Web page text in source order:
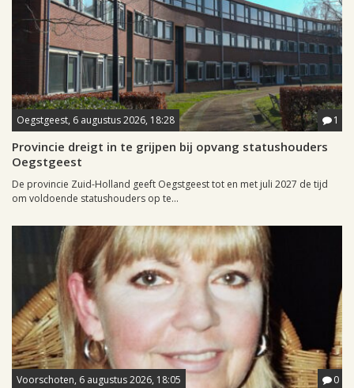
Oegstgeest, 6 augustus 2026, 18:28 1
Provincie dreigt in te grijpen bij opvang statushouders
Oegstgeest
De provincie Zuid-Holland geeft Oegstgeest tot en met juli 2027 de tijd
om voldoende statushouders op te...
Voorschoten, 6 augustus 2026, 18:05 0